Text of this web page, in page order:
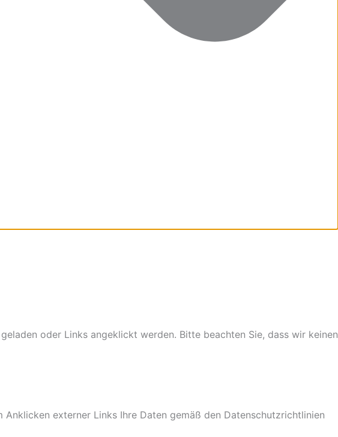
oder Links angeklickt werden. Bitte beachten Sie, dass wir keinen
externer Links Ihre Daten gemäß den Datenschutzrichtlinien